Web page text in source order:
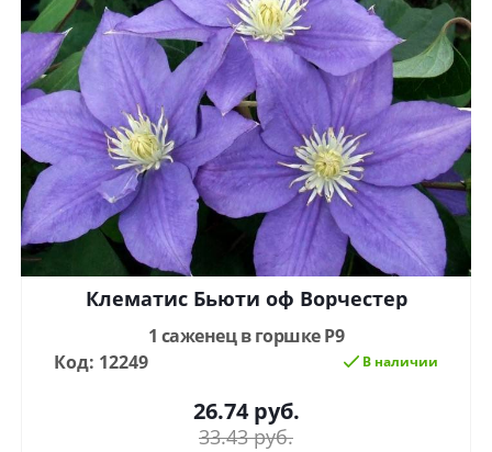
Клематис Бьюти оф Ворчестер
1 саженец в горшке Р9
Код: 12249
В наличии
26.74руб.
33.43руб.